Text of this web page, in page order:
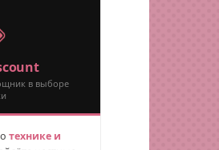
в выборе
технике и